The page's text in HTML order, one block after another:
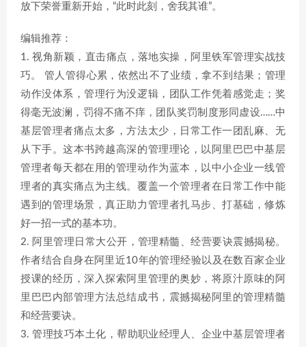
放下荣誉重新开始，“此时此刻，舍我其谁”。
编辑推荐：
1. 视角新颖，直击痛点，落地实操，阿里铁军管理实战技
巧。 管人管得心累，依然出不了业绩，拿不到结果；管理
动作没体系，管理行为没逻辑，团队工作凭着感觉走；奖
得毫无波澜，罚得不痛不痒，团队奖罚制度形同虚设……中
基层管理者痛点太多，方法太少，日常工作一团乱麻、无
从下手。这本书跨越高深的管理理论，以阿里巴巴中基层
管理者每天都在用的管理动作为蓝本，以中小企业一线管
理者的真实痛点为主线。覆盖一个管理者在日常工作中能
遇到的管理场景，真正助力管理者扎马步、打基础，修炼
好一招一式的基本功。
2. 阿里管理日常大公开，管理精髓、经营要诀震撼揭秘。
作者结合自身在阿里近10年的管理经验以及在数百家企业
授课的经历，深入探索阿里管理的奥妙，将原汁原味的阿
里巴巴内部管理方法总结成书，震撼揭秘阿里的管理精髓
和经营要诀。
3. 管理技巧本土化，帮助职业经理人、企业中基层管理者